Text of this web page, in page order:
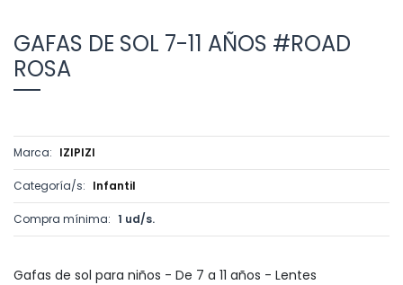
GAFAS DE SOL 7-11 AÑOS #ROAD
ROSA
Marca: IZIPIZI
Categoría/s: Infantil
Compra mínima: 1 ud/s.
Gafas de sol para niños - De 7 a 11 años - Lentes